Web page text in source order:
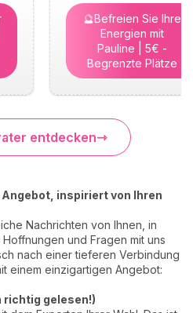
🔮Befreien Sie Ihre
Energien mit
Pauline | 5€ -
Begrenzte Plätze
entdecken
inspiriert von Ihren
Nachrichten von Ihnen, in
und Fragen mit uns
nach einer tieferen Verbindung
einem einzigartigen Angebot:
richtig gelesen!)